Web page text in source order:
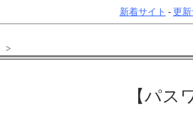
新着サイト - 更
>
【パス